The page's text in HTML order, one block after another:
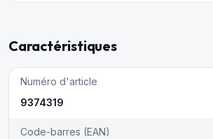
Caractéristiques
Numéro d'article
9374319
Code-barres (EAN)